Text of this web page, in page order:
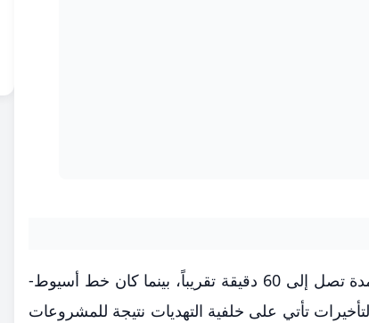
تشمل التأخيرات المتوقعة خط القاهرة-أسيوط والذي شهد تأخيراً لمدة تصل إلى 60 دقيقة تقريباً، بينما كان خط أسيوط-
التأخير إلى 60 دقيقة أيضاً، هذه التأخيرات تأتي على خلفية التهديات نتيجة للمشروعات